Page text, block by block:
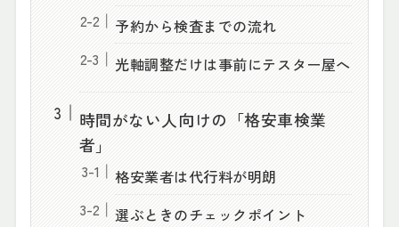
予約から検査までの流れ
光軸調整だけは事前にテスター屋へ
時間がない人向けの「格安車検業
者」
格安業者は代行料が明朗
選ぶときのチェックポイント